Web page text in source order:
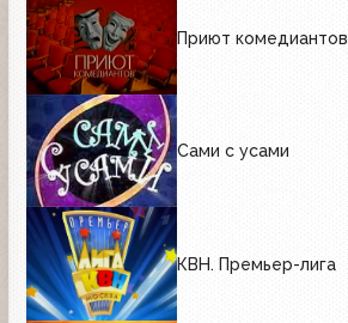
Приют комедиантов
Сами с усами
КВН. Премьер-лига